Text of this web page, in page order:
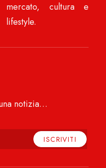
mercato, cultura e
lifestyle.
notizia…